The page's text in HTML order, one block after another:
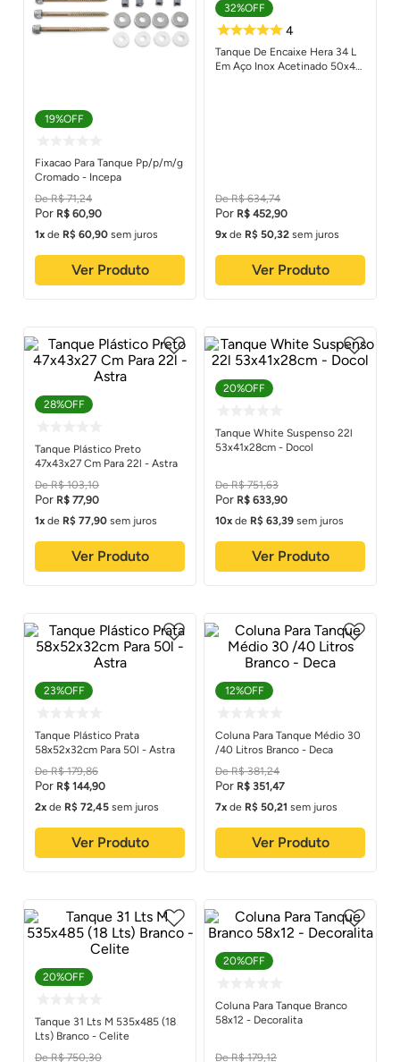
19%OFF
Fixacao Para Tanque Pp/p/m/g
Cromado - Incepa
R$ 71,24
R$ 60,90
1
de R$ 60,90 sem juros
Ver Produto
32%OFF
4
Tanque De Encaixe Hera 34 L
Em Aço Inox Acetinado 50x40
R$ 634,74
R$ 452,90
9
de R$ 50,32 sem juros
Ver Produto
28%OFF
Tanque Plástico Preto
47x43x27 Cm Para 22l - Astra
R$ 103,10
R$ 77,90
1
de R$ 77,90 sem juros
Ver Produto
20%OFF
Tanque White Suspenso 22l
53x41x28cm - Docol
R$ 751,63
R$ 633,90
10
de R$ 63,39 sem juros
Ver Produto
23%OFF
Tanque Plástico Prata
58x52x32cm Para 50l - Astra
R$ 179,86
R$ 144,90
2
de R$ 72,45 sem juros
Ver Produto
12%OFF
Coluna Para Tanque Médio 30
/40 Litros Branco - Deca
R$ 381,24
R$ 351,47
7
de R$ 50,21 sem juros
Ver Produto
20%OFF
Tanque 31 Lts M 535x485 (18
Lts) Branco - Celite
R$ 750,30
20%OFF
Coluna Para Tanque Branco
58x12 - Decoralita
R$ 179,12